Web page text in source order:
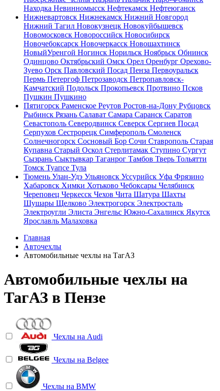
Находка Невинномысск Нефтекамск Нефтеюганск
Нижневартовск Нижнекамск Нижний Новгород
Нижний Тагил Новокузнецк Новокуйбышевск
Новомосковск Новороссийск Новосибирск
Новочебоксарск Новочеркасск Новошахтинск
НовыйУренгой Ногинск Норильск Ноябрьск Обнинск
Одинцово Октябрьский Омск Орел Оренбург Орехово-
Зуево Орск Павловский Посад Пенза Первоуральск
Пермь Петергоф Петрозаводск Петропавловск-
Камчатский Подольск Прокопьевск Протвино Псков
Пушкин Пушкино
Пятигорск Раменское Реутов Ростов-на-Дону Рубцовск
Рыбинск Рязань Салават Самара Саранск Саратов
Севастополь Северодвинск Северск Сергиев Посад
Серпухов Сестрорецк Симферополь Смоленск
Солнечногорск Сосновый Бор Сочи Ставрополь Старая
Купавна Старый Оскол Стерлитамак Ступино Сургут
Сызрань Сыктывкар Таганрог Тамбов Тверь Тольятти
Томск Туапсе Тула
Тюмень Улан-Удэ Ульяновск Уссурийск Уфа Фрязино
Хабаровск Химки Хотьково Чебоксары Челябинск
Череповец Черкесск Чехов Чита Шатура Шахты
Шушары Щелково Электрогорск Электросталь
Электроугли Элиста Энгельс Южно-Сахалинск Якутск
Ярославль Малаховка
Главная
Авточехлы
Автомобильные чехлы на ТагАЗ
Автомобильные чехлы на
ТагАЗ в Пензе
Чехлы на Audi
Чехлы на Belgee
Чехлы на BMW